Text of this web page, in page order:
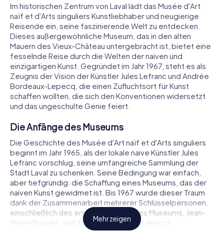
Im historischen Zentrum von Laval lädt das Musée d'Art
naïf et d'Arts singuliers Kunstliebhaber und neugierige
Reisende ein, seine faszinierende Welt zu entdecken.
Dieses außergewöhnliche Museum, das in den alten
Mauern des Vieux-Château untergebracht ist, bietet eine
fesselnde Reise durch die Welten der naiven und
einzigartigen Kunst. Gegründet im Jahr 1967, steht es als
Zeugnis der Vision der Künstler Jules Lefranc und Andrée
Bordeaux-Lepecq, die einen Zufluchtsort für Kunst
schaffen wollten, die sich den Konventionen widersetzt
und das ungeschulte Genie feiert.
Die Anfänge des Museums
Die Geschichte des Musée d'Art naïf et d'Arts singuliers
beginnt im Jahr 1965, als der lokale naive Künstler Jules
Lefranc vorschlug, seine umfangreiche Sammlung der
Stadt Laval zu schenken. Seine Bedingung war einfach,
aber tiefgründig: die Schaffung eines Museums, das der
naiven Kunst gewidmet ist. Bis 1967 wurde dieser Traum
dank der Zusammenarbeit mehrerer Schlüsselpersonen,
einschließlich des ersten Direktors des Museums, Jean-
Pierre Bouvet, und Andrée Bordeaux-Lepecq,
Wirklichkeit. Ursprünglich als Musée Henri Rousseau
Mehr zeigen